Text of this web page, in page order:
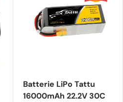
Batterie LiPo Tattu
16000mAh 22.2V 30C